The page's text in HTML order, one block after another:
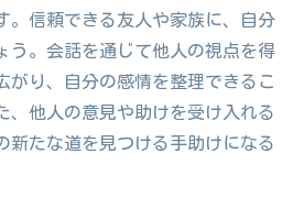
。信頼できる友人や家族に、自分
う。会話を通じて他人の視点を得
がり、自分の感情を整理できるこ
、他人の意見や助けを受け入れる
新たな道を見つける手助けになる